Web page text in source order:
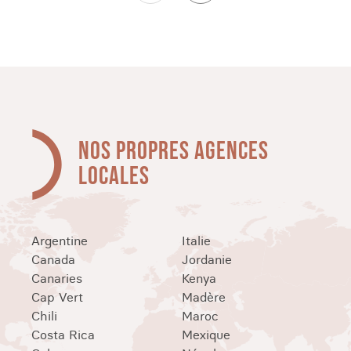
NOS PROPRES AGENCES
LOCALES
Argentine
Canada
Canaries
Cap Vert
Chili
Costa Rica
Italie
Jordanie
Kenya
Madère
Maroc
Mexique